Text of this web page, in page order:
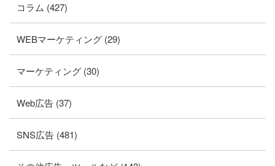
コラム (427)
WEBマーケティング (29)
マーケティング (30)
Web広告 (37)
SNS広告 (481)